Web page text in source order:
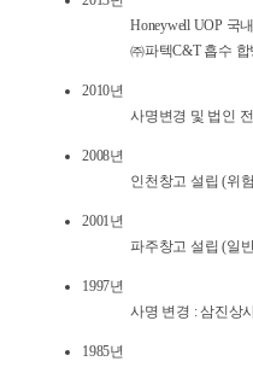
Honeywell UOP 국
㈜파텍C&T 흡수
2010년
사명변경 및 법인
2008년
인천창고 설립 (위
2001년
파주창고 설립 (일
1997년
사명 변경 : 삼진상
1985년